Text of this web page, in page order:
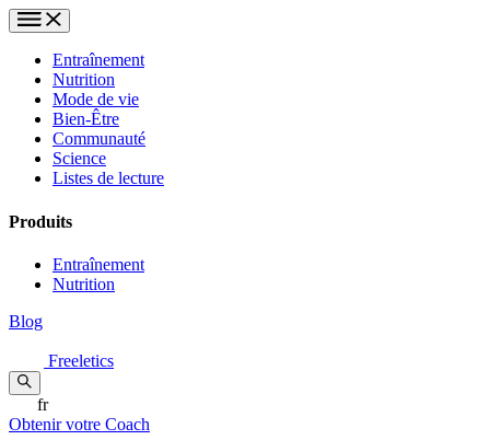
Entraînement
Nutrition
Mode de vie
Bien-Être
Communauté
Science
Listes de lecture
Produits
Entraînement
Nutrition
Blog
Freeletics
fr
Obtenir votre Coach